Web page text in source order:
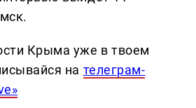
Крыма уже в твоем
на телеграм-